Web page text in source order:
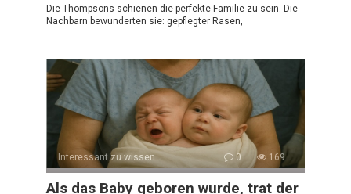
Die Thompsons schienen die perfekte Familie zu sein. Die
Nachbarn bewunderten sie: gepflegter Rasen,
Interessant zu wissen 0 169
Als das Baby geboren wurde, trat der